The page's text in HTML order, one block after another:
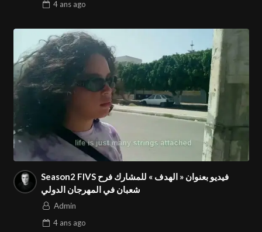
4 ans ago
Season2 FIVS فيديو بعنوان « الهدف » للمشارك فرح
شعبان في المهرجان الدولي
Admin
4 ans ago